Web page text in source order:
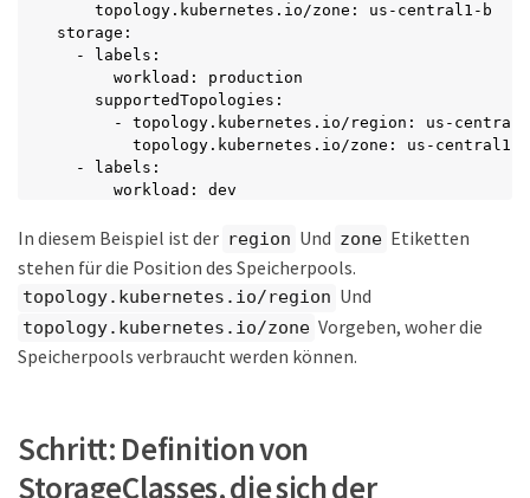
    topology.kubernetes.io/zone: us-central1-b
storage:
  - labels:
      workload: production
    supportedTopologies:
      - topology.kubernetes.io/region: us-central1
        topology.kubernetes.io/zone: us-central1-a
  - labels:
      workload: dev
      - topology.kubernetes.io/region: us-central1
        topology.kubernetes.io/zone: us-central1-b
In diesem Beispiel ist der region Und zone Etiketten
stehen für die Position des Speicherpools.
topology.kubernetes.io/region Und
topology.kubernetes.io/zone Vorgeben, woher die
Speicherpools verbraucht werden können.
Schritt: Definition von
StorageClasses, die sich der